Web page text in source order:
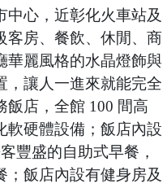
中心，近彰化火車站及
客房、餐飲、休閒、商
華麗風格的水晶燈飾與
，讓人一進來就能完全
飯店，全館 100 間高
軟硬體設備；飯店內設
豐盛的自助式早餐，
；飯店內設有健身房及